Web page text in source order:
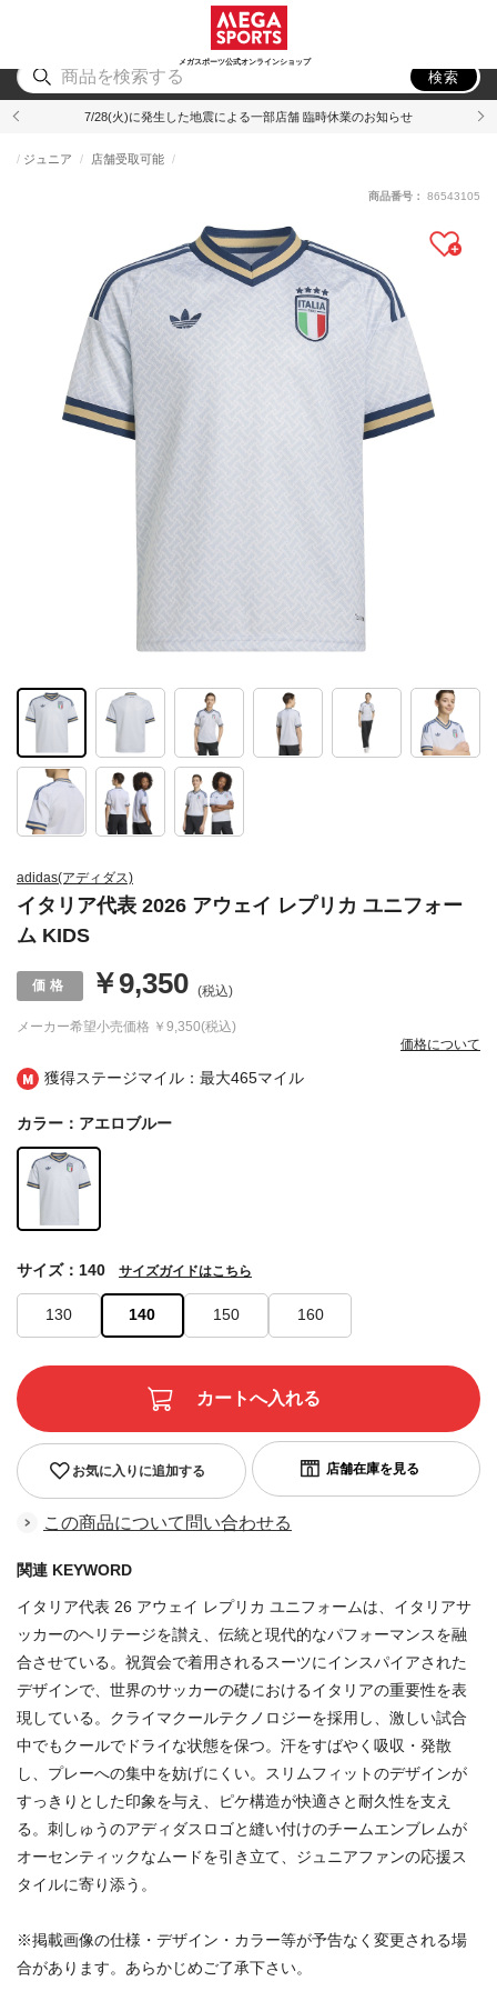
メガスポーツ公式オンラインショップ
アウトドア
検索
7/28(火)に発生した地震による一部店舗 臨時休業のお知らせ
獲得ステージマイル：最大465マイル
adidas(アディダス)
イタリア代表 2026 アウェイ レプリカ ユニフォー
ム KIDS
ジュニア 店舗受取可能
メーカー希望小売価格 ￥9,350(税込)
￥9,350 (税込)
価格について
商品番号： 86543105
カラー：アエロブルー
130 140 150 160
サイズ：140 サイズガイドはこちら
お気に入りに追加する
この商品について問い合わせる
関連 KEYWORD
イタリア代表 26 アウェイ レプリカ ユニフォームは、イタリアサ
ッカーのヘリテージを讃え、伝統と現代的なパフォーマンスを融
合させている。祝賀会で着用されるスーツにインスパイアされた
デザインで、世界のサッカーの礎におけるイタリアの重要性を表
現している。クライマクールテクノロジーを採用し、激しい試合
中でもクールでドライな状態を保つ。汗をすばやく吸収・発散
し、プレーへの集中を妨げにくい。スリムフィットのデザインが
すっきりとした印象を与え、ピケ構造が快適さと耐久性を支え
る。刺しゅうのアディダスロゴと縫い付けのチームエンブレムが
オーセンティックなムードを引き立て、ジュニアファンの応援ス
タイルに寄り添う。
※掲載画像の仕様・デザイン・カラー等が予告なく変更される場
合があります。あらかじめご了承下さい。